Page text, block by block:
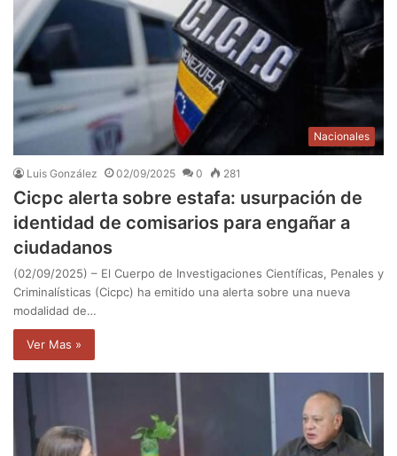
Nacionales
Luis González 02/09/2025 0 281
Cicpc alerta sobre estafa: usurpación de
identidad de comisarios para engañar a
ciudadanos
(02/09/2025) – El Cuerpo de Investigaciones Científicas, Penales y
Criminalísticas (Cicpc) ha emitido una alerta sobre una nueva
modalidad de…
Ver Mas »